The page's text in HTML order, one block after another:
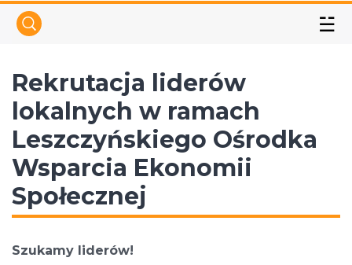
☱
Rekrutacja liderów
lokalnych w ramach
Leszczyńskiego Ośrodka
Wsparcia Ekonomii
Społecznej
Szukamy liderów!